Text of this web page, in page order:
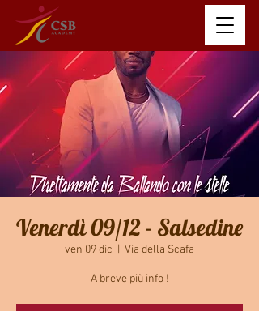
Venerdì 09/12 - Salsedine
ven 09 dic Via della Scafa